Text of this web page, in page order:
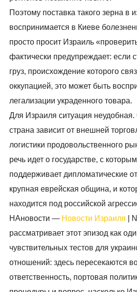
Поэтому поставка такого зерна в
воспринимается в Киеве
просто просит Израиль
фактически предупреждает: если
груз, происхождение которого
оккупацией, это может быть
легализации украденного товара.
Для Израиля ситуация
страна зависит от внешней
логистики продовольственного
речь идет о государстве, с
поддерживает дипломатические
крупная еврейская община, и
находится под российской
НАновости — Новости Израиля |
рассматривает этот эпизод как
чувствительных тестов для
отношений: здесь пересекаются
ответственность, портовая